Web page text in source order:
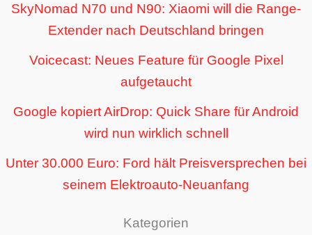
SkyNomad N70 und N90: Xiaomi will die Range-
Extender nach Deutschland bringen
Voicecast: Neues Feature für Google Pixel
aufgetaucht
Google kopiert AirDrop: Quick Share für Android
wird nun wirklich schnell
Unter 30.000 Euro: Ford hält Preisversprechen bei
seinem Elektroauto-Neuanfang
Kategorien